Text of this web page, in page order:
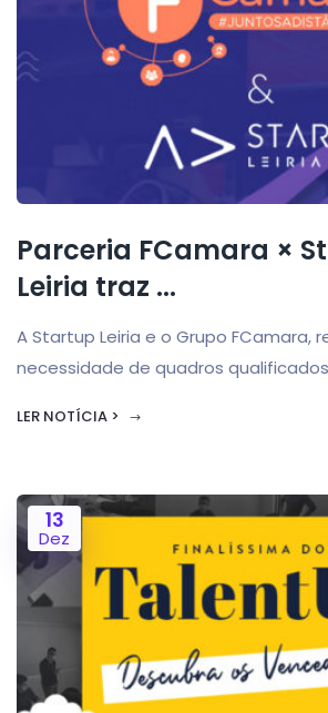
Parceria FCamara ×
Leiria traz ...
A Startup Leiria e o Grupo FCamara,
necessidade de quadros
LER NOTÍCIA >
13
Dez